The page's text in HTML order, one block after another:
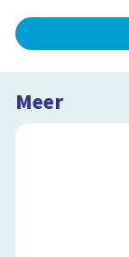
Meer